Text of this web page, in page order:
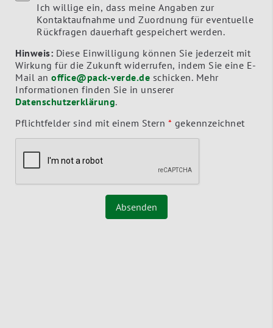
Ich willige ein, dass meine Angaben zur
Kontaktaufnahme und Zuordnung für eventuelle
Rückfragen dauerhaft gespeichert werden.
Hinweis: Diese Einwilligung können Sie jederzeit mit
Wirkung für die Zukunft widerrufen, indem Sie eine E-
Mail an office@pack-verde.de
Informationen finden Sie in unserer
Datenschutzerklärung.
Pflichtfelder sind mit einem Stern * gekennzeichnet
Absenden